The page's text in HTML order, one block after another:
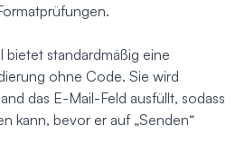
bietet standardmäßig eine
ohne Code. Sie wird
das E-Mail-Feld ausfüllt, sodass
kann, bevor er auf „Senden“